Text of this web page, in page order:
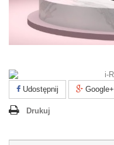
Udostępnij Google+
Drukuj